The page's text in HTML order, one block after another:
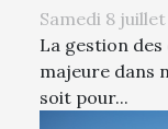
Samedi 8 juillet
La gestion
majeure dans
soit pour...